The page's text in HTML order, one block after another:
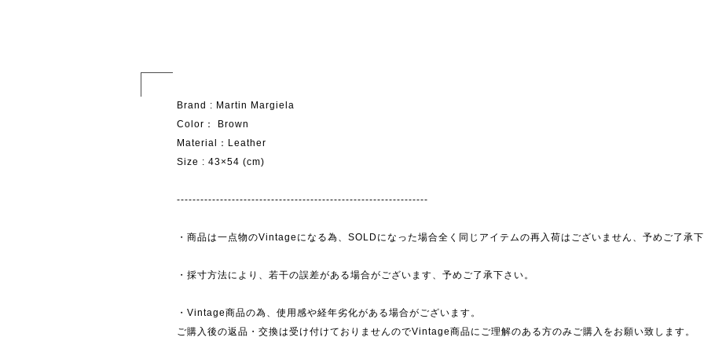
Brand : Martin Margiela
Color： Brown
Material：Leather
Size : 43×54 (cm)
----------------------------------------------------------------
・商品は一点物のVintageになる為、SOLDになった場合全く同じアイテムの再入荷はございません、予めご了承
・採寸方法により、若干の誤差がある場合がございます、予めご了承下さい。
・Vintage商品の為、使用感や経年劣化がある場合がございます。
ご購入後の返品・交換は受け付けておりませんのでVintage商品にご理解のある方のみご購入をお願い致します。